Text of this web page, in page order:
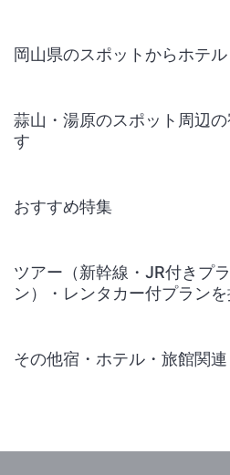
岡山県のスポットからホテ
蒜山・湯原のスポット周辺
す
おすすめ特集
ツアー（新幹線・JR付きプ
ン）・レンタカー付プラン
その他宿・ホテル・旅館関